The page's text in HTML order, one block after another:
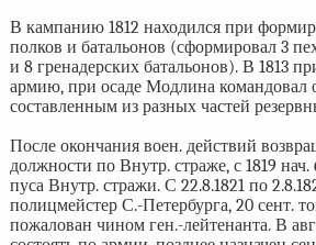
В кампанию 1812 находился при
полков и батальонов (сформировал 3
и 8 гренадерских батальонов). В 1813
армию, при осаде Модлина командовал
составленным из разных частей
После окончания воен. действий
должности по Внутр. страже, с 1819 нач.
пуса Внутр. стражи. С 22.8.1821 по
полицмейстер С.-Петербурга, 20 сент.
пожалован чином ген.-лейтенанта. В